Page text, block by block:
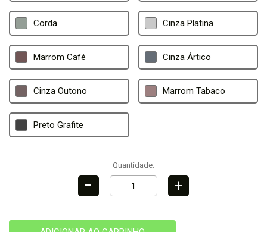
Corda Cinza Platina
Marrom Café Cinza Ártico
Cinza Outono Marrom Tabaco
Preto Grafite
Quantidade:
- +